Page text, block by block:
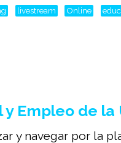
livestream Online
Empleo de la
y navegar por la